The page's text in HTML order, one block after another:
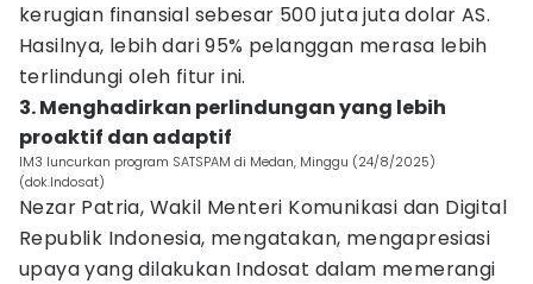
kerugian finansial sebesar 500 juta juta dolar AS.
Hasilnya, lebih dari 95% pelanggan merasa lebih
terlindungi oleh fitur ini.
3. Menghadirkan perlindungan yang lebih
proaktif dan adaptif
IM3 luncurkan program SATSPAM di Medan, Minggu (24/8/2025)
(dok.Indosat)
Nezar Patria, Wakil Menteri Komunikasi dan Digital
Republik Indonesia, mengatakan, mengapresiasi
upaya yang dilakukan Indosat dalam memerangi